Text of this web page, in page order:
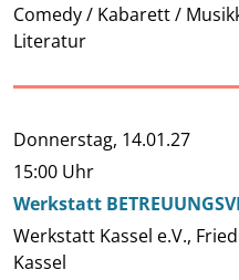
Comedy / Kabarett /
Literatur
Donnerstag, 14.01.27
15:00 Uhr
Werkstatt
Werkstatt Kassel e.V.,
Kassel